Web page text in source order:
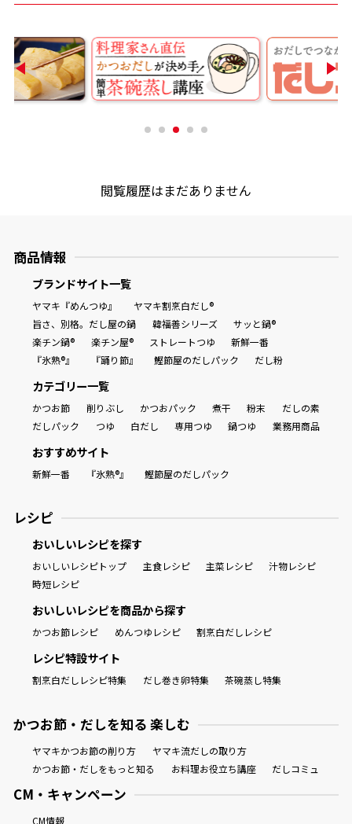
だし粉
新鮮一番
氷熟®︎
だしパック
閲覧履歴はまだありません
商品情報
ブランドサイト一覧
ヤマキ『めんつゆ』
ヤマキ割烹白だし®
旨さ、別格。だし屋の鍋
韓福善シリーズ
サッと鍋®
楽チン鍋®
楽チン屋® ストレートつゆ
新鮮一番
『氷熟®』
『踊り節』 鰹節屋のだしパック だし粉
カテゴリー一覧
かつお節 削りぶし かつおパック 煮干 粉末
だしの素
だしパック
つゆ 白だし 専用つゆ 鍋つゆ 業務用商品
おすすめサイト
新鮮一番 『氷熟®』 鰹節屋のだしパック
レシピ
おいしいレシピを探す
おいしいレシピトップ 主食レシピ 主菜レシピ
汁物レシピ
時短レシピ
おいしいレシピを商品から探す
かつお節レシピ めんつゆレシピ 割烹白だしレシピ
レシピ特設サイト
割烹白だしレシピ特集 だし巻き卵特集 茶碗蒸し特集
かつお節・だしを知る 楽しむ
ヤマキかつお節の削り方
ヤマキ流だしの取り方
かつお節・だしをもっと知る
お料理お役立ち講座 だしコミュ
CM・キャンペーン
CM情報